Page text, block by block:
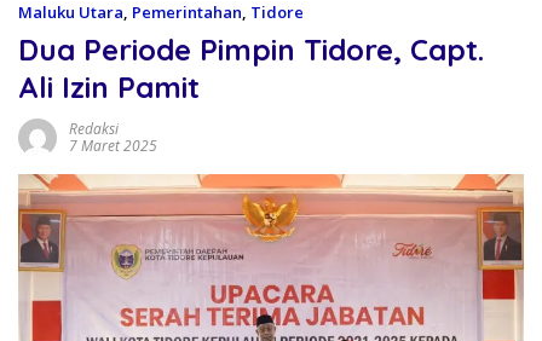
Maluku Utara, Pemerintahan, Tidore
Dua Periode Pimpin Tidore, Capt.
Ali Izin Pamit
Redaksi
7 Maret 2025